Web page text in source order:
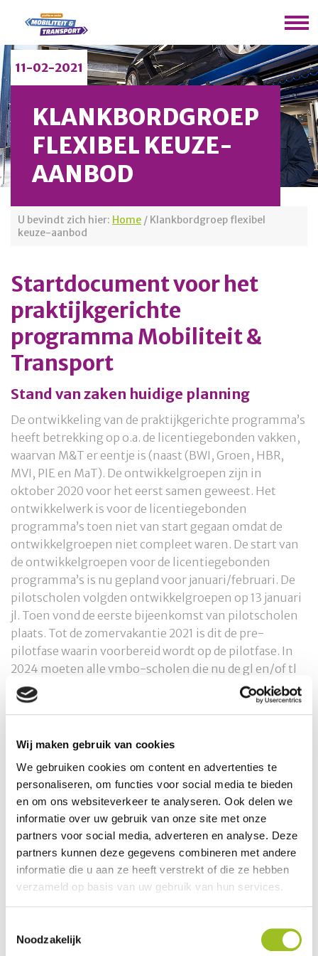
Wij maken gebruik van cookies
We gebruiken cookies om content en advertenties te
personaliseren, om functies voor social media te bieden
en om ons websiteverkeer te analyseren. Ook delen we
informatie over uw gebruik van onze site met onze
partners voor social media, adverteren en analyse. Deze
partners kunnen deze gegevens combineren met andere
informatie die u aan ze heeft verstrekt of die ze hebben
verzameld op basis van uw gebruik van hun services.
Noodzakelijk
11-02-2021
KLANKBORDGROEP
FLEXIBEL KEUZE-
AANBOD
U bevindt zich hier: Home / Klankbordgroep flexibel
keuze-aanbod
Startdocument voor het
praktijkgerichte
programma Mobiliteit &
Transport
Stand van zaken huidige planning
De ontwikkeling van de praktijkgerichte programma’s
heeft betrekking op o.a. de licentiegebonden vakken,
waarvan M&T er eentje is (naast (BWI, Groen, HBR,
MVI, PIE en MaT). De ontwikkelgroepen zijn in
oktober 2020 voor het eerst samen geweest. Het
ontwikkelwerk is voor de licentiegebonden
programma’s toen niet van start gegaan omdat de
ontwikkelgroepen niet compleet waren. De start van
de ontwikkelgroepen voor de licentiegebonden
programma’s is nu gepland voor januari/februari. De
pilotscholen volgden ontwikkelgroepen op 13 januari
jl. Toen vond de eerste bijeenkomst van pilotscholen
plaats. Tot de zomervakantie 2021 is dit de pre-
pilotfase waarin voorbereid wordt op de pilotfase. In
2024 moeten alle vmbo-scholen die nu de gl en/of tl
aanbieden de nieuwe leerweg gaan aanbieden.
De ontwikkelgroep M&T heeft als enige
Vanaf begin december 2020 heeft de ontwikkelgroep
Mobiliteit & Transport gewerkt aan een startnotitie
voor het praktijkgerichte programma voor de nieuwe
leerweg in het vmbo. Het praktijkgerichte programma
Mobiliteit & Transport is een licentiegebonden
programma. Gedurende de voorbereidingsfase van de
pilot (januari-juni 2021) werkt de ontwikkelgroep,
samen met o.a. de pilotscholen, verder aan het eerste
concept-examenprogramma (‘versie 1’) dat de basis
moet zijn voor het onderwijs in volgende schooljaren.
In deze notitie wordt de denkrichting beschreven.